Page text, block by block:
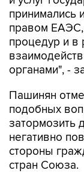
принимались
правом ЕАЭС,
процедур и в
органами", -
Пашинян
подобных
затормозить
негативно
стороны
стран Союза.